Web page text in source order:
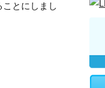
とにしまし